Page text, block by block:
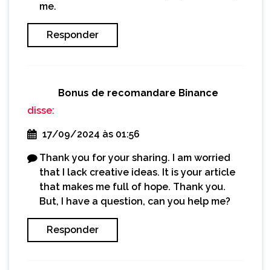
me.
Responder
Bonus de recomandare Binance
disse:
17/09/2024 às 01:56
Thank you for your sharing. I am worried
that I lack creative ideas. It is your article
that makes me full of hope. Thank you.
But, I have a question, can you help me?
Responder